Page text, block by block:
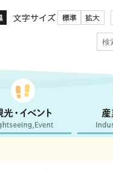
文字サイズ